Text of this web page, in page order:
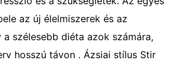
az új élelmiszerek és az
szélesebb diéta azok számára,
hosszú távon . Ázsiai stílus Stir